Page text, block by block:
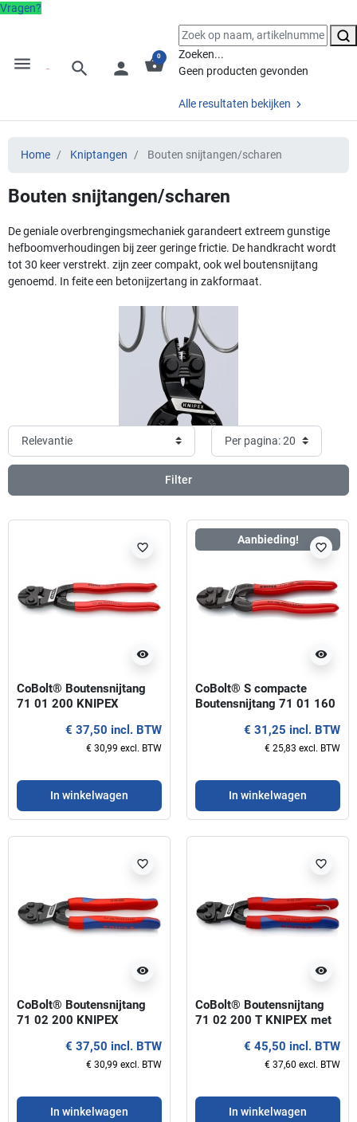
Vragen?
menu search person shopping_basket
0
Zoeken...
Geen producten gevonden
Alle resultaten bekijken
Home Kniptangen Bouten snijtangen/scharen
Bouten snijtangen/scharen
De geniale overbrengingsmechaniek garandeert extreem gunstige
hefboomverhoudingen bij zeer geringe frictie. De handkracht wordt
tot 30 keer verstrekt. zijn zeer compakt, ook wel boutensnijtang
genoemd. In feite een betonijzertang in zakformaat.
Filter
visibility
favorite_border
CoBolt® Boutensnijtang
71 01 200 KNIPEX
€ 37,50 incl. BTW
€ 30,99 excl. BTW
In winkelwagen
Aanbieding!
visibility
favorite_border
CoBolt® S compacte
Boutensnijtang 71 01 160
€ 31,25 incl. BTW
€ 25,83 excl. BTW
In winkelwagen
visibility
favorite_border
CoBolt® Boutensnijtang
71 02 200 KNIPEX
€ 37,50 incl. BTW
€ 30,99 excl. BTW
In winkelwagen
visibility
favorite_border
CoBolt® Boutensnijtang
71 02 200 T KNIPEX met
€ 45,50 incl. BTW
€ 37,60 excl. BTW
In winkelwagen